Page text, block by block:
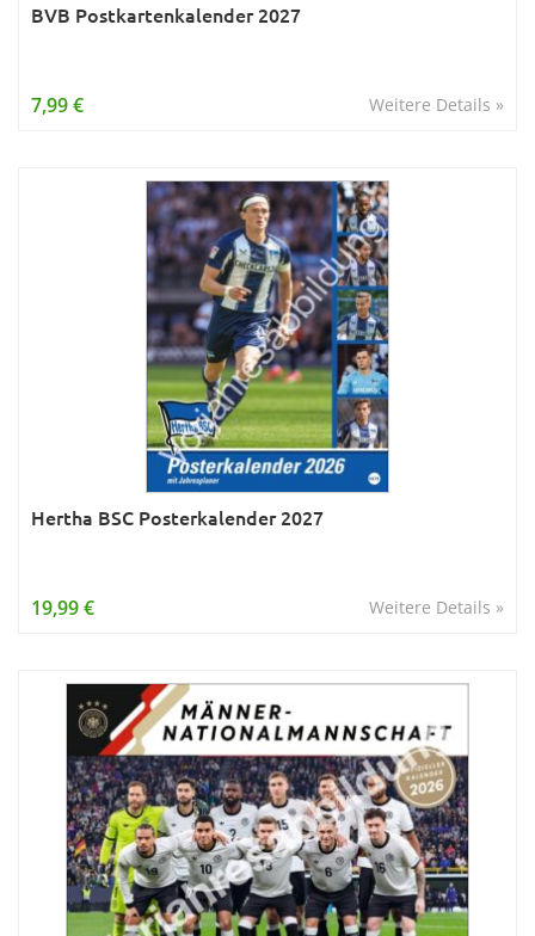
BVB Postkartenkalender 2027
Weitere Details »
7,99 €
Hertha BSC Posterkalender 2027
Weitere Details »
19,99 €